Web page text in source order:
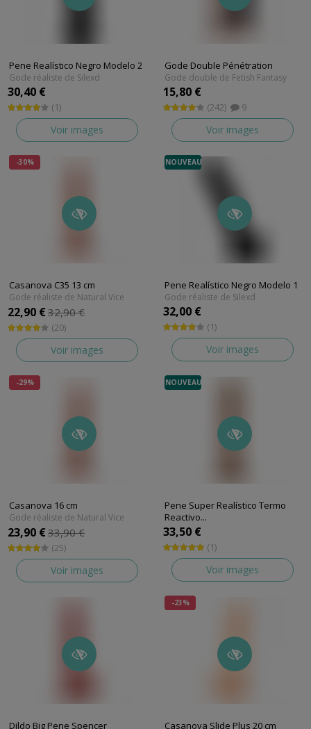
Pene Realístico Negro Modelo 2
Gode réaliste de Silexd
30,40 €
(1)
Voir images
Gode Double Pénétration
Gode double de Fetish Fantasy
15,80 €
(242) 9
Voir images
-30%
Casanova C35 13 cm
Gode réaliste de Natural Vice
22,90 € 32,90 €
(20)
Voir images
NOUVEAU
Pene Realístico Negro Modelo 1
Gode réaliste de Silexd
32,00 €
(1)
Voir images
-29%
Casanova 16 cm
Gode réaliste de Natural Vice
23,90 € 33,90 €
(25)
Voir images
NOUVEAU
Pene Super Realístico Termo
Reactivo...
Gode réaliste de Silexd
33,50 €
(1)
Voir images
Dildo Big Pene Spencer
-23%
Casanova Slide Plus 20 cm